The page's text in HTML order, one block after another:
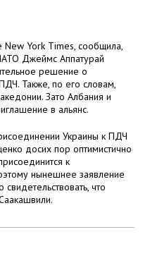
New York Times, сообщила,
Джеймс Аппатурай
решение о
Также, по его словам,
Зато Албания и
в альянс.
Украины к ПДЧ
досих пор оптимистично
к
нынешнее заявление
что